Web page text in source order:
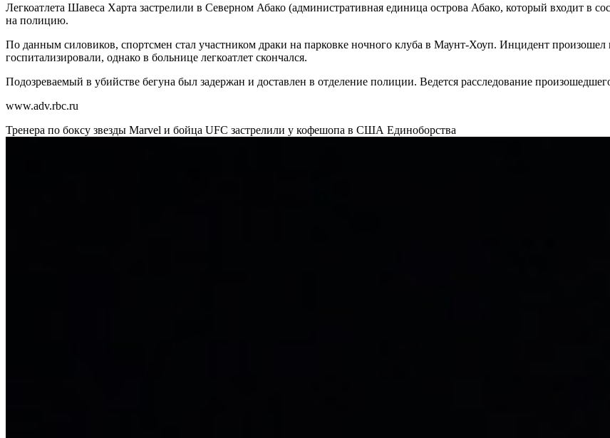
Легкоатлета Шавеса Харта застрелили в Северном Абако (административная единица острова Абако, который входит в
на полицию.
По данным силовиков, спортсмен стал участником драки на парковке ночного клуба в Маунт-Хоуп. Инцидент
госпитализировали, однако в больнице легкоатлет скончался.
Подозреваемый в убийстве бегуна был задержан и доставлен в отделение полиции. Ведется расследование
www.adv.rbc.ru
Тренера по боксу звезды Marvel и бойца UFC застрелили у кофешопа в США Единоборства